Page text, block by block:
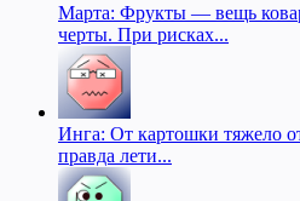
Марта: Фрукты — вещь
черты. При рисках...
Инга: От картошки тяжело
правда лети...